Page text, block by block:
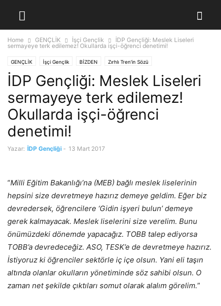
Home GENÇLİK İşçi Gençlik
İDP Gençliği: Meslek Liseleri
sermayeye terk edilemez! Okullarda işçi-öğrenci denetimi!
GENÇLİK İşçi Gençlik BİZDEN Zırhlı Tren'in Sözü
İDP Gençliği: Meslek Liseleri
sermayeye terk edilemez!
Okullarda işçi-öğrenci
denetimi!
Yazar: İDP Gençliği - 13 Mart 2017
“Milli Eğitim Bakanlığı’na (MEB) bağlı meslek liselerinin
hepsini size devretmeye hazırız demeye geldim. Eğer biz
devredersek, öğrencilere ‘Gidin işyeri bulun’ demeye
gerek kalmayacak. Meslek liselerini size verelim. Bunu
önümüzdeki dönemde yapacağız. TOBB talep ediyorsa
TOBB’a devredeceğiz. ASO, TESK’e de devretmeye hazırız.
İstiyoruz ki öğrenciler sektörle iç içe olsun. Yani eli taşın
altında olanlar okulların yönetiminde söz sahibi olsun. O
zaman net şekilde çıktıları somut olarak alalım görelim.”